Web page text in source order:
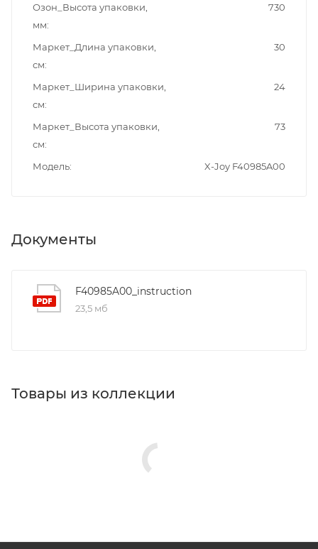
Озон_Высота упаковки,
мм
730
Маркет_Длина упаковки,
см
30
Маркет_Ширина упаковки,
см
24
Маркет_Высота упаковки,
см
73
Модель X-Joy F40985A00
Документы
F40985A00_instruction
23,5 мб
Товары из коллекции
Дозаторы